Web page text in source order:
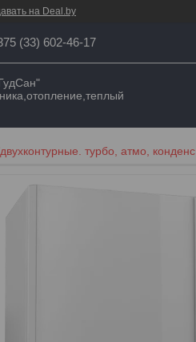
на Deal.by
(33) 602-46-17
турбо, атмо, конденс